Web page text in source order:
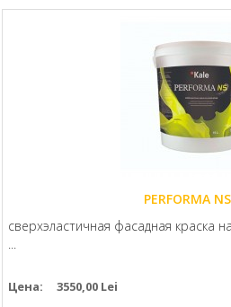
PERFORMA
сверхэластичная фасадная краска
...
Цена: 3550,00 Lei